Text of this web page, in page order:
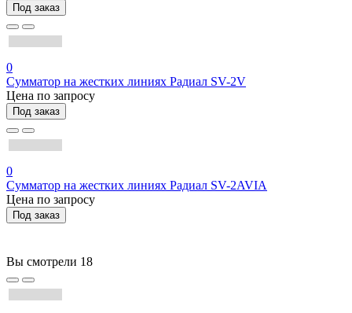
Под заказ
0
Сумматор на жестких линиях Радиал SV-2V
Цена по запросу
Под заказ
0
Сумматор на жестких линиях Радиал SV-2AVIA
Цена по запросу
Под заказ
Вы смотрели 18